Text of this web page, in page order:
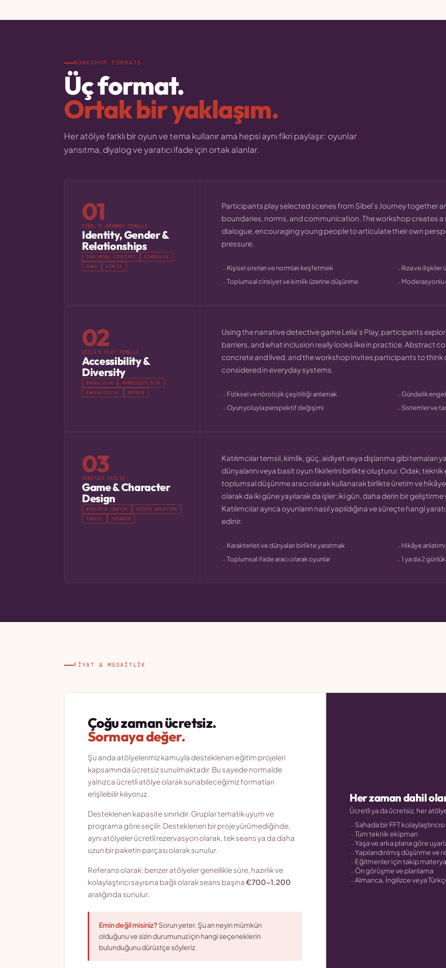
WORKSHOP FORMATS
Üç format.
Ortak bir yaklaşım.
Her atölye farklı bir oyun ve tema kullanır ama hepsi aynı fikri paylaşır: oyunlar
yansıtma, diyalog ve yaratıcı ifade için ortak alanlar.
01
SIBEL'S JOURNEY TEMELLI
Identity, Gender &
Relationships
TOPLUMSAL CINSIYET
CINSELLIK
ONAY
KIMLIK
Participants play selected scenes from Sibel's Journey together
boundaries, norms, and communication. The workshop creates
dialogue, encouraging young people to articulate their own
pressure.
Kişisel sınırları ve normları keşfetmek
Rıza ve
Toplumsal cinsiyet ve kimlik üzerine düşünme
Moderasyonlu
02
LEILA'S PLAY TEMELLI
Accessibility &
Diversity
ENGELLILIK
NÖROÇEŞITLILIK
KAPSAYICILIK
ERIŞIM
Using the narrative detective game Leila's Play, participants
barriers, and what inclusion really looks like in practice. Abstract
concrete and lived, and the workshop invites participants to
considered in everyday systems.
Fiziksel ve nörolojik çeşitliliği anlamak
Gündelik
Oyun yoluyla perspektif değişimi
Sistemler ve
03
YARATICI ATÖLYE
Game & Character
Design
BIRLIKTE ÜRETIM
HIKÂYE ANLATIMI
TEMSIL
TASARIM
Katılımcılar temsil, kimlik, güç, aidiyet veya dışlanma gibi temaları
dünyalarını veya basit oyun fikirlerini birlikte oluşturur. Odak; teknik
toplumsal düşünme aracı olarak kullanarak birlikte üretim ve
olarak da iki güne yayılarak da işler; iki gün, daha derin bir
Katılımcılar ayrıca oyunların nasıl yapıldığına ve süreçte hangi
edinir.
Karakterleri ve dünyaları birlikte yaratmak
Hikâye
Toplumsal ifade aracı olarak oyunlar
1 ya da 2
FIYAT & MÜSAITLIK
Çoğu zaman ücretsiz.
Sormaya değer.
Şu anda atölyelerimiz kamuyla desteklenen eğitim projeleri
kapsamında ücretsiz sunulmaktadır. Bu sayede normalde
yalnızca ücretli atölye olarak sunabileceğimiz formatları
erişilebilir kılıyoruz.
Desteklenen kapasite sınırlıdır. Gruplar tematik uyum ve
programa göre seçilir. Desteklenen bir proje yürümediğinde,
aynı atölyeler ücretli rezervasyon olarak, tek seans ya da daha
uzun bir paketin parçası olarak sunulur.
Referans olarak: benzer atölyeler genellikle süre, hazırlık ve
kolaylaştırıcı sayısına bağlı olarak seans başına€700–1.200
aralığında sunulur.
Emin değil misiniz? Sorun yeter. Şu an neyin mümkün
olduğunu ve sizin durumunuz için hangi seçeneklerin
bulunduğunu dürüstçe söyleriz.
Her zaman dahil
Ücretli ya da ücretsiz, her
Sahada bir FFT kolaylaştırıcısı
Tüm teknik ekipman
Yaşa ve arka plana göre
Yapılandırılmış düşünme ve
Eğitmenler için takip
Ön görüşme ve planlama
Almanca, İngilizce veya